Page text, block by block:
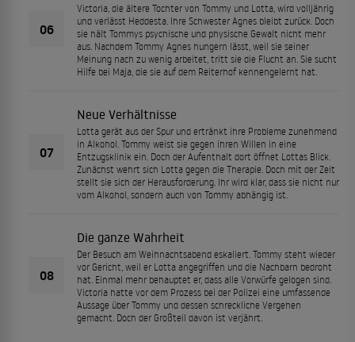
06
Victoria, die ältere Tochter von Tommy und Lotta, wird volljährig
und verlässt Heddesta. Ihre Schwester Agnes bleibt zurück. Doch
sie hält Tommys psychische und physische Gewalt nicht mehr
aus. Nachdem Tommy Agnes hungern lässt, weil sie seiner
Meinung nach zu wenig arbeitet, tritt sie die Flucht an. Sie sucht
Hilfe bei Maja, die sie auf dem Reiterhof kennengelernt hat.
07
Neue Verhältnisse
Lotta gerät aus der Spur und ertränkt ihre Probleme zunehmend
in Alkohol. Tommy weist sie gegen ihren Willen in eine
Entzugsklinik ein. Doch der Aufenthalt dort öffnet Lottas Blick.
Zunächst wehrt sich Lotta gegen die Therapie. Doch mit der Zeit
stellt sie sich der Herausforderung. Ihr wird klar, dass sie nicht nur
vom Alkohol, sondern auch von Tommy abhängig ist.
08
Die ganze Wahrheit
Der Besuch am Weihnachtsabend eskaliert. Tommy steht wieder
vor Gericht, weil er Lotta angegriffen und die Nachbarn bedroht
hat. Einmal mehr behauptet er, dass alle Vorwürfe gelogen sind.
Victoria hatte vor dem Prozess bei der Polizei eine umfassende
Aussage über Tommy und dessen schreckliche Vergehen
gemacht. Doch der Großteil davon ist verjährt.